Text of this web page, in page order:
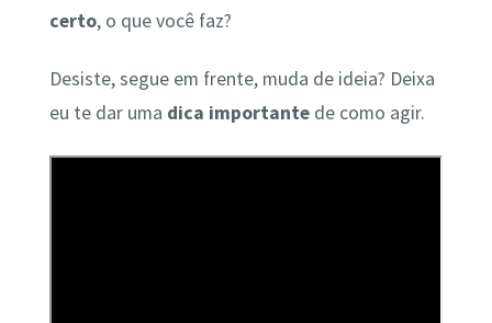
certo, o que você faz?
Desiste, segue em frente, muda de ideia? Deixa
eu te dar uma dica importantede como agir.